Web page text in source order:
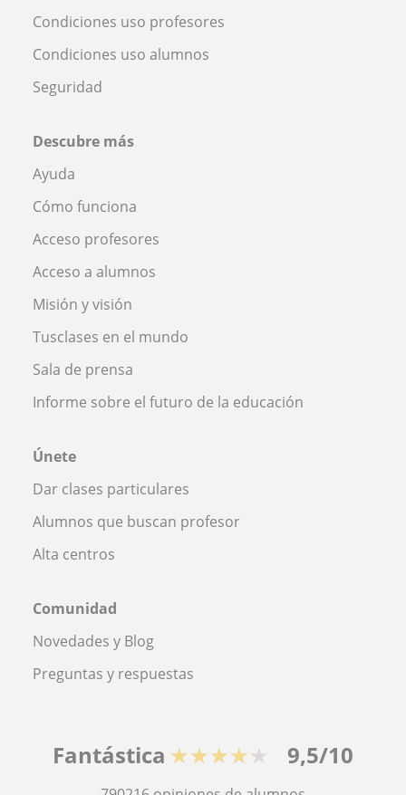
Condiciones uso profesores
Condiciones uso alumnos
Seguridad
Descubre más
Ayuda
Cómo funciona
Acceso profesores
Acceso a alumnos
Misión y visión
Tusclases en el mundo
Sala de prensa
Informe sobre el futuro de la educación
Únete
Dar clases particulares
Alumnos que buscan profesor
Alta centros
Comunidad
Novedades y Blog
Preguntas y respuestas
Fantástica ★★★★★ 9,5/10